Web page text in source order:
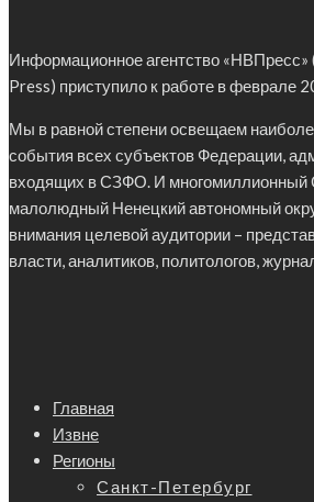
Информационное агентство
Press) приступило к работе в феврале
Мы в равной степени освещаем
события всех субъектов Федерации,
входящих в СЗФО. И многомиллионный
малолюдный Ненецкий автономный
внимания целевой аудитории –
власти, аналитиков, политологов,
Главная
Извне
Регионы
Санкт-Петербург